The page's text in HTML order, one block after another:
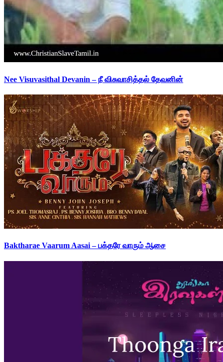
Nee Visuvasithal Devanin – நீ விசுவாசித்தல் தேவனின்
Baktharae Vaarum Aasai – பக்தரே வாரும் ஆசை